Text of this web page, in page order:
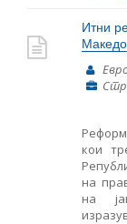
Итни
кои
на
на